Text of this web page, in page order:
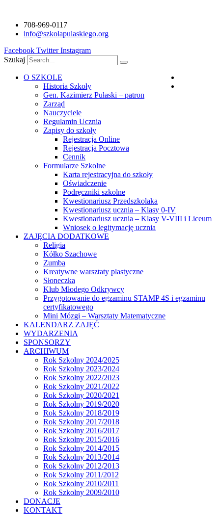
treści
708-969-0117
info@szkolapulaskiego.org
Facebook Twitter Instagram
Szukaj
O SZKOLE
Historia Szkoły
Gen. Kazimierz Pułaski – patron
Zarząd
Nauczyciele
Regulamin Ucznia
Zapisy do szkoły
Rejestracja Online
Rejestracja Pocztowa
Cennik
Formularze Szkolne
Karta rejestracyjna do szkoły
Oświadczenie
Podręczniki szkolne
Kwestionariusz Przedszkolaka
Kwestionariusz ucznia – Klasy 0-IV
Kwestionariusz ucznia – Klasy V-VIII i Liceum
Wniosek o legitymację ucznia
ZAJĘCIA DODATKOWE
Religia
Kółko Szachowe
Zumba
Kreatywne warsztaty plastyczne
Słoneczka
Klub Młodego Odkrywcy
Przygotowanie do egzaminu STAMP 4S i egzaminu
certyfikatowego
Mini Mózgi – Warsztaty Matematyczne
KALENDARZ ZAJĘĆ
WYDARZENIA
SPONSORZY
ARCHIWUM
Rok Szkolny 2024/2025
Rok Szkolny 2023/2024
Rok Szkolny 2022/2023
Rok Szkolny 2021/2022
Rok Szkolny 2020/2021
Rok Szkolny 2019/2020
Rok Szkolny 2018/2019
Rok Szkolny 2017/2018
Rok Szkolny 2016/2017
Rok Szkolny 2015/2016
Rok Szkolny 2014/2015
Rok Szkolny 2013/2014
Rok Szkolny 2012/2013
Rok Szkolny 2011/2012
Rok Szkolny 2010/2011
Rok Szkolny 2009/2010
DONACJE
KONTAKT